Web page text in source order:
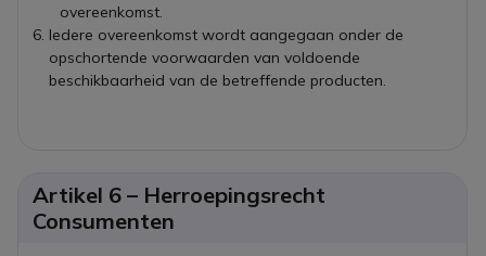
overeenkomst.
Iedere overeenkomst wordt aangegaan onder de
opschortende voorwaarden van voldoende
beschikbaarheid van de betreffende producten.
Artikel 6 – Herroepingsrecht
Consumenten